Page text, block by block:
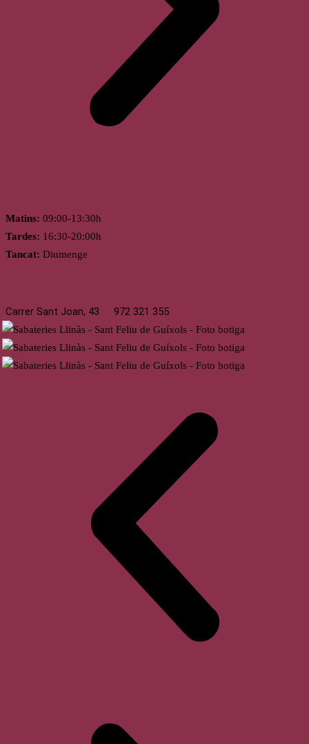
Matins: 09:00-13:30h
Tardes: 16:30-20:00h
Tancat: Diumenge
Carrer Sant Joan, 43 972 321 355